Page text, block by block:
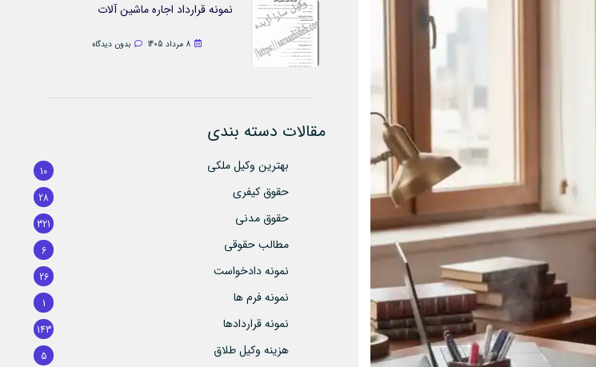
نمونه قرارداد اجاره ماشین آلات
8 مرداد 1405 بدون دیدگاه
مقالات دسته بندی
بهترین وکیل ملکی 10
حقوق کیفری 28
حقوق مدنی 321
مطالب حقوقی 6
نمونه دادخواست 26
نمونه فرم ها 1
نمونه قراردادها 143
هزینه وکیل طلاق 5